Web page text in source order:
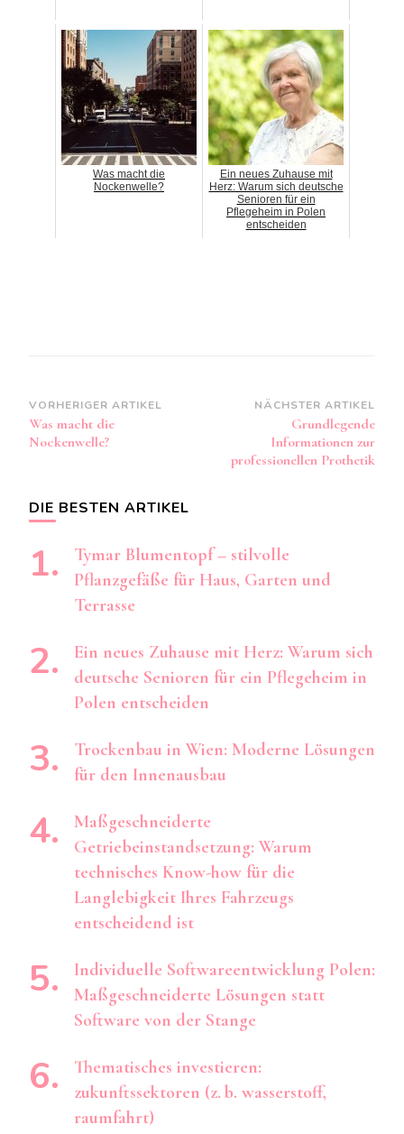
Was macht die
Nockenwelle?
Ein neues Zuhause mit
Herz: Warum sich deutsche
Senioren für ein
Pflegeheim in Polen
entscheiden
Beitragsnavigation
VORHERIGER ARTIKEL
Was macht die
Nockenwelle?
NÄCHSTER ARTIKEL
Grundlegende
Informationen zur
professionellen Prothetik
DIE BESTEN ARTIKEL
Tymar Blumentopf – stilvolle
Pflanzgefäße für Haus, Garten und
Terrasse
Ein neues Zuhause mit Herz: Warum sich
deutsche Senioren für ein Pflegeheim in
Polen entscheiden
Trockenbau in Wien: Moderne Lösungen
für den Innenausbau
Maßgeschneiderte
Getriebeinstandsetzung: Warum
technisches Know-how für die
Langlebigkeit Ihres Fahrzeugs
entscheidend ist
Individuelle Softwareentwicklung Polen:
Maßgeschneiderte Lösungen statt
Software von der Stange
Thematisches investieren:
zukunftssektoren (z. b. wasserstoff,
raumfahrt)